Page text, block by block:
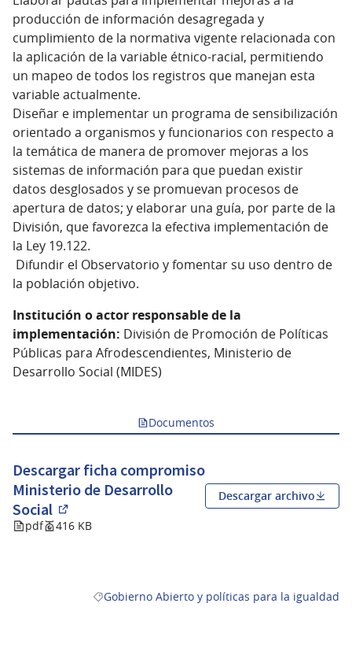
producción de información desagregada y
cumplimiento de la normativa vigente relacionada con
la aplicación de la variable étnico-racial, permitiendo
un mapeo de todos los registros que manejan esta
variable actualmente.
Diseñar e implementar un programa de sensibilización
orientado a organismos y funcionarios con respecto a
la temática de manera de promover mejoras a los
sistemas de información para que puedan existir
datos desglosados y se promuevan procesos de
apertura de datos; y elaborar una guía, por parte de la
División, que favorezca la efectiva implementación de
la Ley 19.122.
Difundir el Observatorio y fomentar su uso dentro de
la población objetivo.
Institución o actor responsable de la
implementación: División de Promoción de Políticas
Públicas para Afrodescendientes, Ministerio de
Desarrollo Social (MIDES)
Documentos
Descargar ficha compromiso
Ministerio de Desarrollo
Social
(Abrir en una pestaña nueva)
pdf 416 KB
Descargar archivo
Resultados al filtrar por la categoría: Gobierno
Gobierno Abierto y políticas para la igualdad